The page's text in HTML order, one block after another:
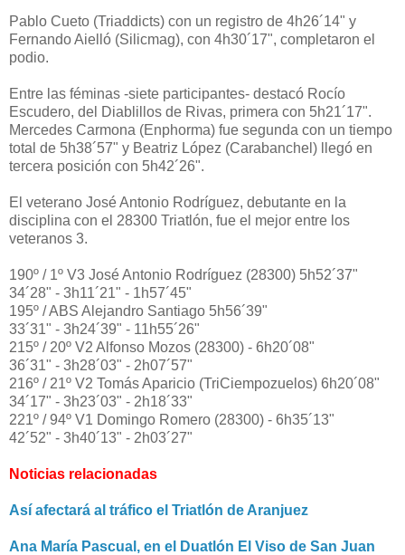
Pablo Cueto (Triaddicts) con un registro de 4h26´14" y
Fernando Aielló (Silicmag), con 4h30´17", completaron el
podio.
Entre las féminas -siete participantes- destacó Rocío
Escudero, del Diablillos de Rivas, primera con 5h21´17".
Mercedes Carmona (Enphorma) fue segunda con un tiempo
total de 5h38´57" y Beatriz López (Carabanchel) llegó en
tercera posición con 5h42´26".
El veterano José Antonio Rodríguez, debutante en la
disciplina con el 28300 Triatlón, fue el mejor entre los
veteranos 3.
190º / 1º V3 José Antonio Rodríguez (28300) 5h52´37"
34´28" - 3h11´21" - 1h57´45"
195º / ABS Alejandro Santiago 5h56´39"
33´31" - 3h24´39" - 11h55´26"
215º / 20º V2 Alfonso Mozos (28300) - 6h20´08"
36´31" - 3h28´03" - 2h07´57"
216º / 21º V2 Tomás Aparicio (TriCiempozuelos) 6h20´08"
34´17" - 3h23´03" - 2h18´33"
221º / 94º V1 Domingo Romero (28300) - 6h35´13"
42´52" - 3h40´13" - 2h03´27"
Noticias relacionadas
Así afectará al tráfico el Triatlón de Aranjuez
Ana María Pascual, en el Duatlón El Viso de San Juan